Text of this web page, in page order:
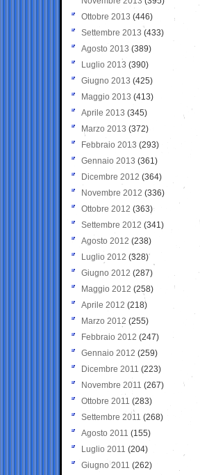
Ottobre 2013 (446)
Settembre 2013 (433)
Agosto 2013 (389)
Luglio 2013 (390)
Giugno 2013 (425)
Maggio 2013 (413)
Aprile 2013 (345)
Marzo 2013 (372)
Febbraio 2013 (293)
Gennaio 2013 (361)
Dicembre 2012 (364)
Novembre 2012 (336)
Ottobre 2012 (363)
Settembre 2012 (341)
Agosto 2012 (238)
Luglio 2012 (328)
Giugno 2012 (287)
Maggio 2012 (258)
Aprile 2012 (218)
Marzo 2012 (255)
Febbraio 2012 (247)
Gennaio 2012 (259)
Dicembre 2011 (223)
Novembre 2011 (267)
Ottobre 2011 (283)
Settembre 2011 (268)
Agosto 2011 (155)
Luglio 2011 (204)
Giugno 2011 (262)